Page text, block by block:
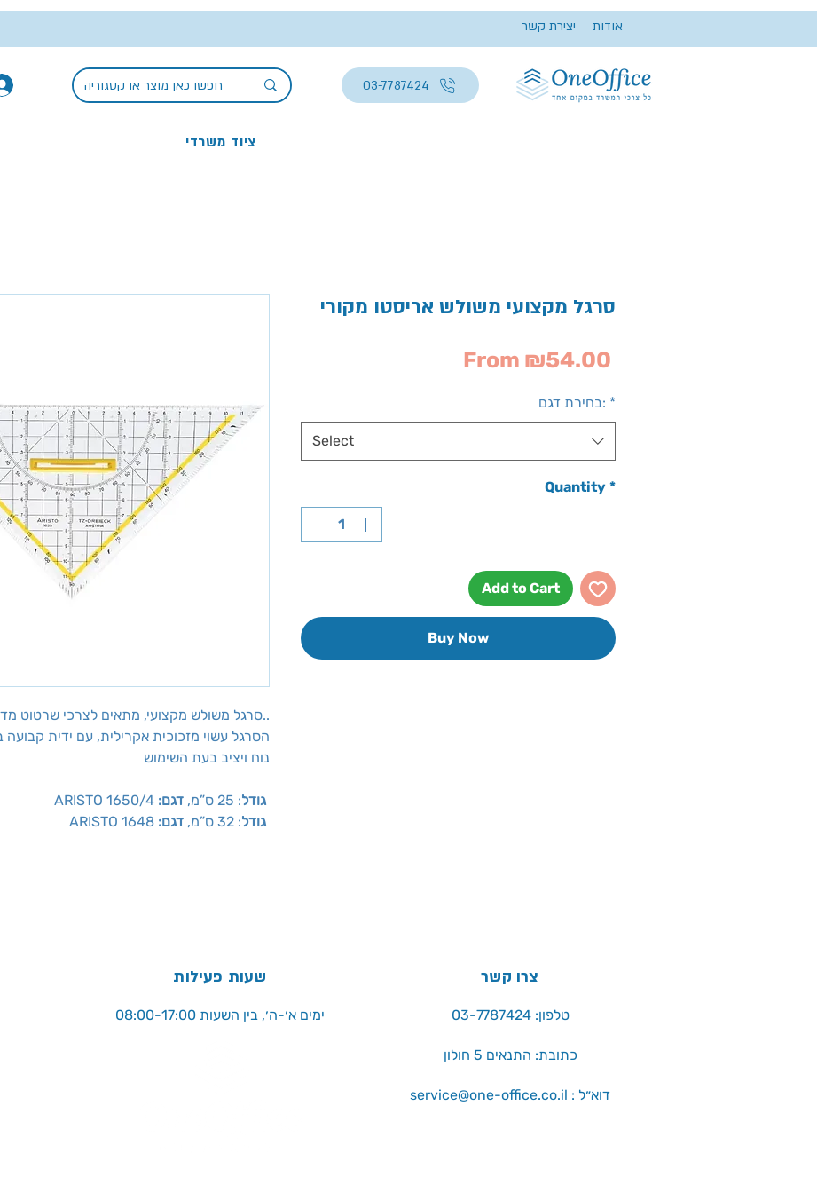
יצירת קשר אודות
03-7787424
ציוד משרדי
סרגל משולש מקצועי, מתאים לצרכי שרטוט מדויק, תפירה, גזירה טלאים ועוד..
הסרגל עשוי מזכוכית אקרילית, עם ידית
נוח ויציב בעת השימוש
ARISTO 1650/4 :גודל: 25 ס”מ,
דגם
ARISTO 1648
:גודל: 32 ס”מ, דגם
סרגל מקצועי משולש אריסטו מקורי
From ₪54.00
בחירת דגם: *
Select
Quantity *
Add to Cart
Buy Now
שעות פעילות
ימים א׳-ה׳, בין השעות 08:00-17:00
צרו קשר
טלפון: 03-7787424
כתובת: התנאים 5 חולון
service@one-office.co.il : דוא״ל